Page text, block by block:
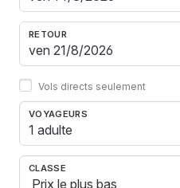
RETOUR
Vols directs seulement
VOYAGEURS
1 adulte
CLASSE